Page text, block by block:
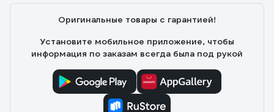
Оригинальные товары с гарантией!
Установите мобильное приложение, чтобы
информация по заказам всегда была под рукой